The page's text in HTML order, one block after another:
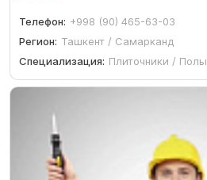
Телефон: +998 (90) 465-63-03
Регион: Ташкент / Самарканд
Специализация: Плиточники / Полы